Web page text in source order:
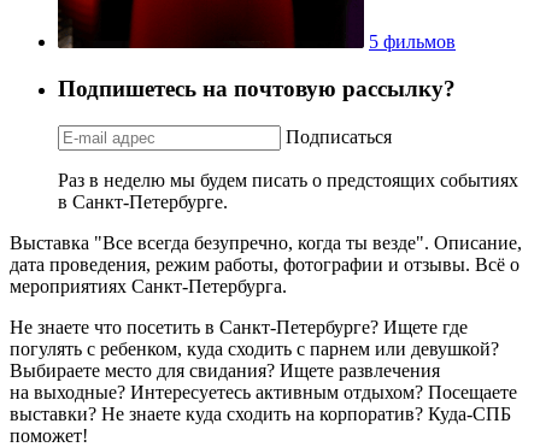
5 фильмов
Подпишетесь на почтовую рассылку?
Подписаться
Раз в неделю мы будем писать о предстоящих событиях
в Санкт-Петербурге.
Выставка "Все всегда безупречно, когда ты везде". Описание,
дата проведения, режим работы, фотографии и отзывы. Всё о
мероприятиях Санкт-Петербурга.
Не знаете что посетить в Санкт-Петербурге? Ищете где
погулять с ребенком, куда сходить с парнем или девушкой?
Выбираете место для свидания? Ищете развлечения
на выходные? Интересуетесь активным отдыхом? Посещаете
выставки? Не знаете куда сходить на корпоратив? Куда-СПБ
поможет!